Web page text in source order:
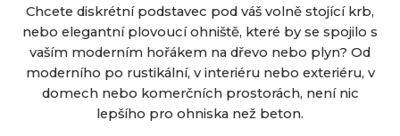
Chcete diskrétní podstavec pod váš volně stojící krb,
nebo elegantní plovoucí ohniště, které by se spojilo s
vaším moderním hořákem na dřevo nebo plyn? Od
moderního po rustikální, v interiéru nebo exteriéru, v
domech nebo komerčních prostorách, není nic
lepšího pro ohniska než beton.